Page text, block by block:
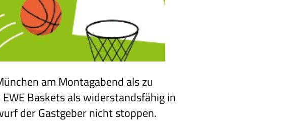
am Montagabend als zu
Baskets als widerstandsfähig in
der Gastgeber nicht stoppen.